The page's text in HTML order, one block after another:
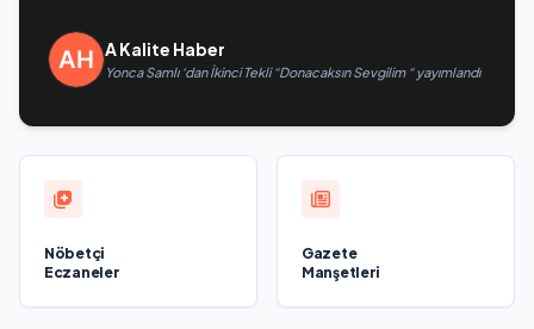
A Kalite Haber
Yonca Samlı ‘dan İkinci Tekli “Donacaksın Sevgilim “ yayımlandı
Nöbetçi
Eczaneler
Gazete
Manşetleri